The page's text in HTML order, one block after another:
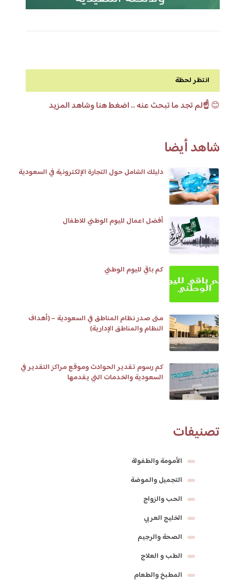
انتظر لحظة
😊☝️لم تجد ما تبحث عنه .. اضغط هنا وشاهد المزيد
شاهد أيضا
دليلك الشامل حول التجارة الإلكترونية في السعودية
أفضل اعمال لليوم الوطني للاطفال
كم باقي لليوم الوطني
متى صدر نظام المناطق في السعودية – (أهداف
النظام والمناطق الإدارية)
كم رسوم تقدير الحوادث وموقع مراكز التقدير في
السعودية والخدمات التي يقدمها
تصنيفات
الأمومة والطفولة
التجميل والموضة
الحب والزواج
الخليج العربي
الصحة والرجيم
الطب و العلاج
المطبخ والطعام